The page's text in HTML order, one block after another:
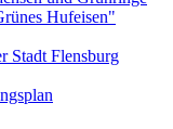
Hufeisen"
Stadt Flensburg